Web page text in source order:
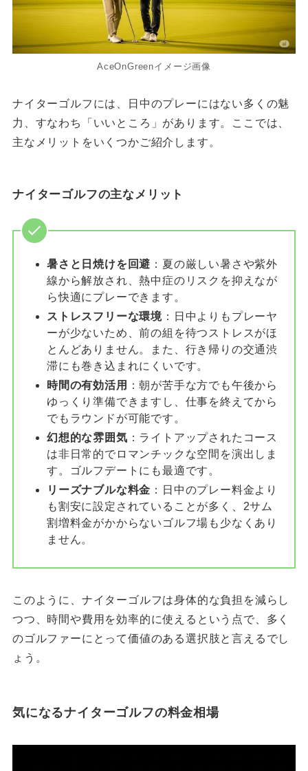
AceOnGreenイメージ画像
ナイターゴルフには、日中のプレーにはない多くの魅
力、すなわち「いいところ」があります。ここでは、
主なメリットをいくつかご紹介します。
ナイターゴルフの主なメリット
暑さと日焼けを回避 ：夏の厳しい暑さや紫外
線から解放され、熱中症のリスクを抑えなが
ら快適にプレーできます。
ストレスフリーな環境：日中よりもプレーヤ
ーが少ないため、前の組を待つストレスがほ
とんどありません。また、行き帰りの交通渋
滞にも巻き込まれにくいです。
時間の有効活用
：朝が苦手な方でも午後から
ゆっくり準備できますし、仕事を終えてから
でもラウンドが可能です。
幻想的な雰囲気 ：ライトアップされたコース
は非日常的でロマンチックな空間を演出しま
す。ゴルフデートにも最適です。
リーズナブルな料金 ：日中のプレー料金より
も割安に設定されていることが多く、2サム
割増料金がかからないゴルフ場も少なくあり
ません。
このように、ナイターゴルフは身体的な負担を減らし
つつ、時間や費用を効率的に使えるという点で、多く
のゴルファーにとって価値のある選択肢と言えるでし
ょう。
気になるナイターゴルフの料金相場